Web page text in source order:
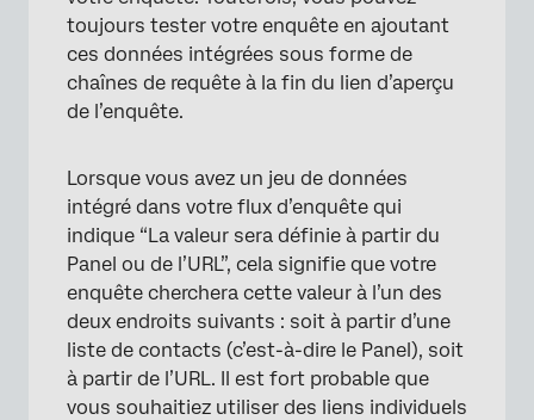
toujours tester votre enquête en ajoutant
ces données intégrées sous forme de
chaînes de requête à la fin du lien d’aperçu
de l’enquête.
Lorsque vous avez un jeu de données
intégré dans votre flux d’enquête qui
indique “La valeur sera définie à partir du
Panel ou de l’URL”, cela signifie que votre
enquête cherchera cette valeur à l’un des
deux endroits suivants : soit à partir d’une
liste de contacts (c’est-à-dire le Panel), soit
à partir de l’URL. Il est fort probable que
vous souhaitiez utiliser des liens individuels